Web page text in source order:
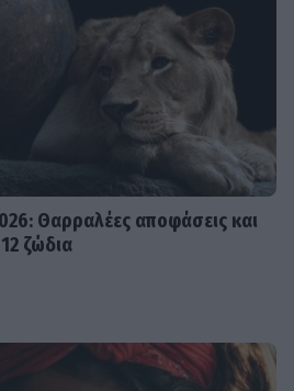
Θαρραλέες αποφάσεις και
ζώδια